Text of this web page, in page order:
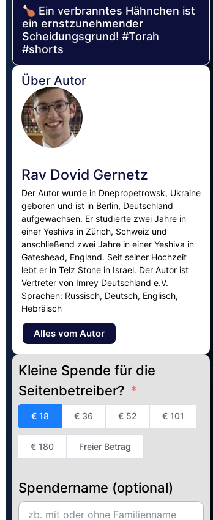
🍗 Ein verbranntes Hähnchen ist
ein ernstzunehmender
Scheidungsgrund! #Torah
#shorts
Über Autor
Rav Dovid Gernetz
Der Autor wurde in Dnepropetrowsk, Ukraine
geboren und ist in Berlin, Deutschland
aufgewachsen. Er studierte zwei Jahre in
einer Yeshiva in Zürich, Schweiz und
anschließend zwei Jahre in einer Yeshiva in
Gateshead, England. Seit seiner Hochzeit
lebt er in Telz Stone in Israel. Der Autor ist
Vertreter von Imrey Deutschland e.V.
Sprachen: Russisch, Deutsch, Englisch,
Hebräisch
Alles vom Autor
Kleine Spende für die
Seitenbetreiber?
€ 18 € 36 € 52 € 101
€ 180 Freier Betrag
Spendername (optional)